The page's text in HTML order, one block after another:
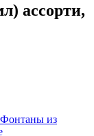
ассорти,
Фонтаны из